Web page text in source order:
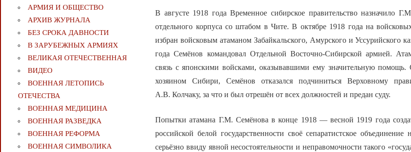
В августе 1918 года Временное сибирское правительство назначило
отдельного корпуса со штабом в Чите. В октябре 1918 года на
избран войсковым атаманом Забайкальского, Амурского и Уссурийского
года Семёнов командовал Отдельной Восточно-Сибирской армией.
связь с японскими войсками, оказывавшими ему значительную помощь.
хозяином Сибири, Семёнов отказался подчиниться Верховному
А.В. Колчаку, за что и был отрешён от всех должностей и предан суду.
Попытки атамана Г.М. Семёнова в конце 1918 — весной 1919 года
российской белой государственности своё сепаратистское
серьёзно ввиду явной несостоятельности и неправомочности такого
АРМИЯ И ОБЩЕСТВО
АРХИВ ЖУРНАЛА
БЕЗ СРОКА ДАВНОСТИ
В ЗАРУБЕЖНЫХ АРМИЯХ
ВЕЛИКАЯ ОТЕЧЕСТВЕННАЯ
ВИДЕО
ВОЕННАЯ ЛЕТОПИСЬ
ОТЕЧЕСТВА
ВОЕННАЯ МЕДИЦИНА
ВОЕННАЯ РАЗВЕДКА
ВОЕННАЯ РЕФОРМА
ВОЕННАЯ СИМВОЛИКА